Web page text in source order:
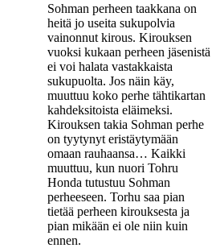
Sohman perheen taakkana on
heitä jo useita sukupolvia
vainonnut kirous. Kirouksen
vuoksi kukaan perheen jäsenistä
ei voi halata vastakkaista
sukupuolta. Jos näin käy,
muuttuu koko perhe tähtikartan
kahdeksitoista eläimeksi.
Kirouksen takia Sohman perhe
on tyytynyt eristäytymään
omaan rauhaansa… Kaikki
muuttuu, kun nuori Tohru
Honda tutustuu Sohman
perheeseen. Torhu saa pian
tietää perheen kirouksesta ja
pian mikään ei ole niin kuin
ennen.